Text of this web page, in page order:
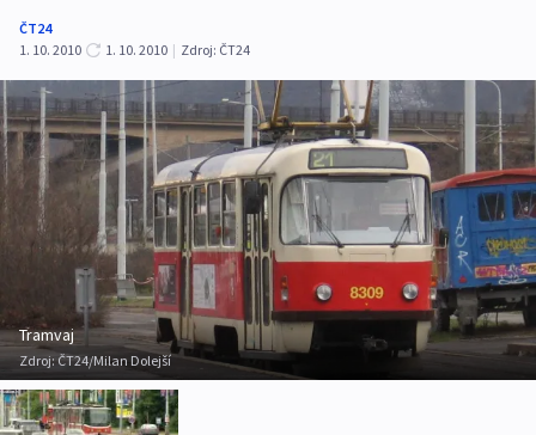
ČT24
1. 10. 2010
1. 10. 2010 | Zdroj: ČT24
Tramvaj
Zdroj:ČT24/Milan Dolejší